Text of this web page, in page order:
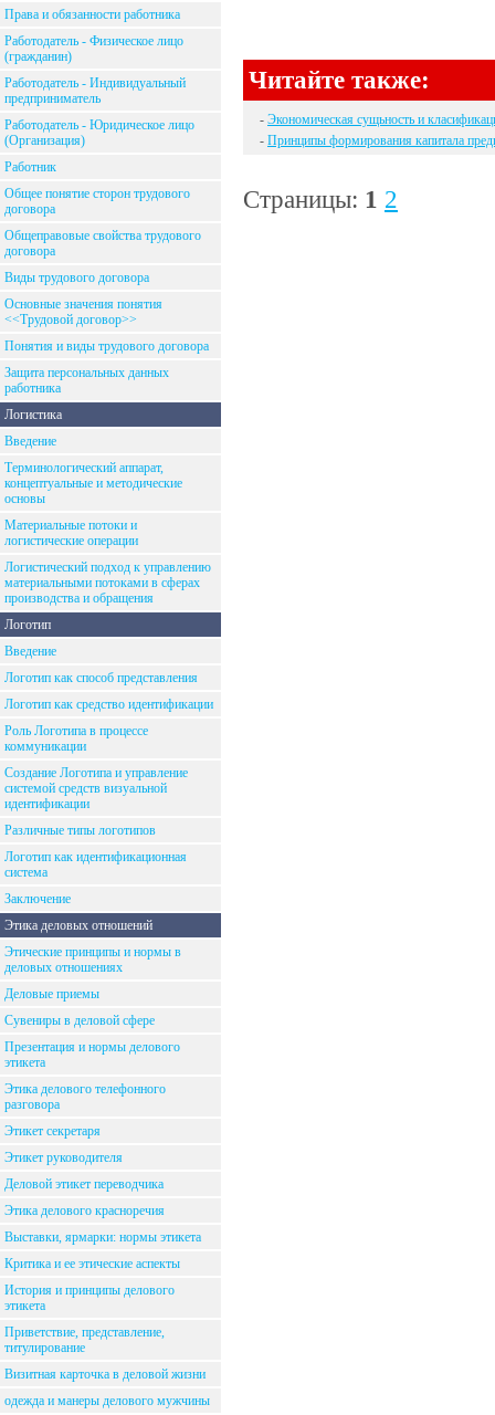
Права и обязанности работника
Работодатель - Физическое лицо
(гражданин)
Работодатель - Индивидуальный
предприниматель
Работодатель - Юридическое лицо
(Организация)
Работник
Общее понятие сторон трудового
договора
Общеправовые свойства трудового
договора
Виды трудового договора
Основные значения понятия
<<Трудовой договор>>
Понятия и виды трудового договора
Защита персональных данных
работника
Логистика
Введение
Терминологический аппарат,
концептуальные и методические
основы
Материальные потоки и
логистические операции
Логистический подход к управлению
материальными потоками в сферах
производства и обращения
Логотип
Введение
Логотип как способ представления
Логотип как средство идентификации
Роль Логотипа в процессе
коммуникации
Создание Логотипа и управление
системой средств визуальной
идентификации
Различные типы логотипов
Логотип как идентификационная
система
Заключение
Этика деловых отношений
Этические принципы и нормы в
деловых отношениях
Деловые приемы
Сувениры в деловой сфере
Презентация и нормы делового
этикета
Этика делового телефонного
разговора
Этикет секретаря
Этикет руководителя
Деловой этикет переводчика
Этика делового красноречия
Выставки, ярмарки: нормы этикета
Критика и ее этические аспекты
История и принципы делового
этикета
Приветствие, представление,
титулирование
Визитная карточка в деловой жизни
одежда и манеры делового мужчины
Читайте также:
- Экономическая сущьность и
- Принципы формирования капитала
Страницы: 1 2